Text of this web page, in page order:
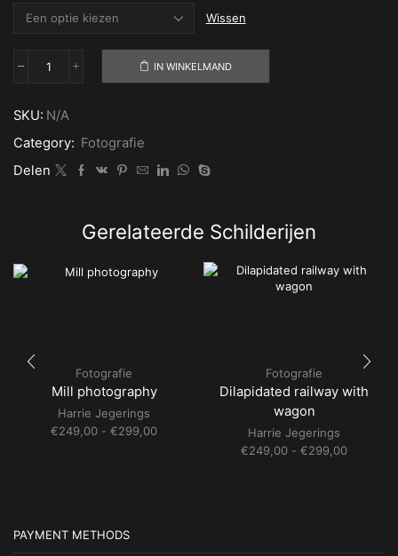
Wissen
Dilapidated
IN WINKELMAND
SKU: N/A
Category: Fotografie
Delen
Gerelateerde Schilderijen
Fotografie
Mill photography
Harrie Jegerings
€249,00 - €299,00Prijsklasse:
Fotografie
Dilapidated railway with
wagon
Harrie Jegerings
€249,00 - €299,00
PAYMENT METHODS